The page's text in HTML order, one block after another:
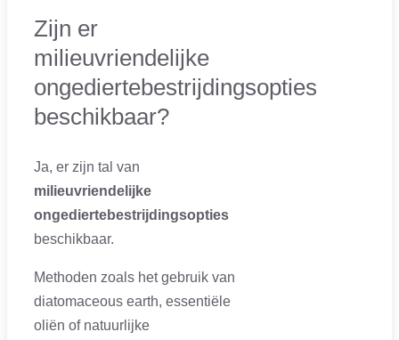
Zijn er
milieuvriendelijke
ongediertebestrijdingsopties
beschikbaar?
Ja, er zijn tal van
milieuvriendelijke
ongediertebestrijdingsopties
beschikbaar.
Methoden zoals het gebruik van
diatomaceous earth, essentiële
oliën of natuurlijke